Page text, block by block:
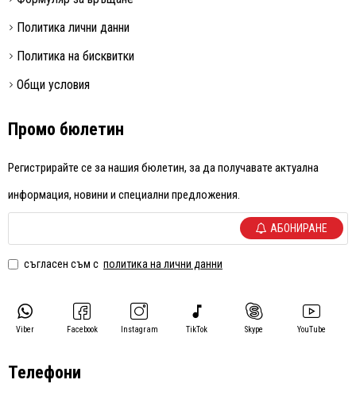
Политика лични данни
Политика на бисквитки
Общи условия
Промо бюлетин
Регистрирайте се за нашия бюлетин, за да получавате актуална
информация, новини и специални предложения.
АБОНИРАНЕ
съгласен съм с политика на лични данни
Viber Facebook Instagram TikTok Skype YouTube
Телефони